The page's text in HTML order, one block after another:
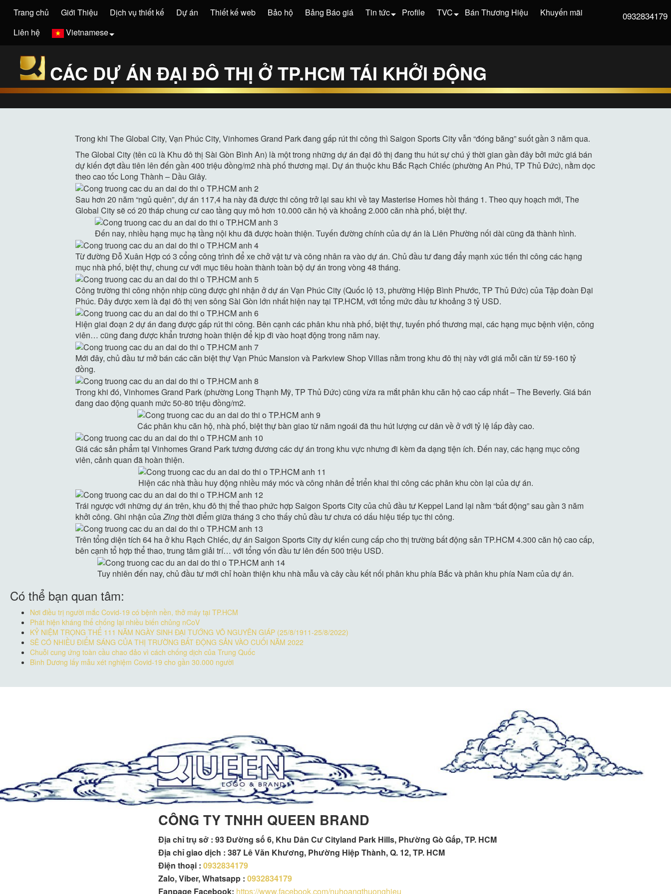
0932834179
Trang chủ Giới Thiệu Dịch vụ thiết kế Dự án Thiết kế web Bảo hộ Bảng Báo giá Tin tức Profile TVC Bán Thương Hiệu
Khuyến mãi
Liên hệ
Vietnamese
CÁC DỰ ÁN ĐẠI ĐÔ THỊ Ở TP.HCM TÁI KHỞI ĐỘNG
Trong khi The Global City, Vạn Phúc City, Vinhomes Grand Park đang gấp rút thi công thì Saigon Sports City vẫn “đóng băng” suốt gần 3 năm qua.
The Global City (tên cũ là Khu đô thị Sài Gòn Bình An) là một trong những dự án đại đô thị đang thu hút sự chú ý thời gian gần đây bởi mức giá bán
dự kiến đợt đầu tiên lên đến gần 400 triệu đồng/m2 nhà phố thương mại. Dự án thuộc khu Bắc Rạch Chiếc (phường An Phú, TP Thủ Đức), nằm dọc
theo cao tốc Long Thành – Dầu Giây.
Sau hơn 20 năm “ngủ quên”, dự án 117,4 ha này đã được thi công trở lại sau khi về tay Masterise Homes hồi tháng 1. Theo quy hoạch mới, The
Global City sẽ có 20 tháp chung cư cao tầng quy mô hơn 10.000 căn hộ và khoảng 2.000 căn nhà phố, biệt thự.
Đến nay, nhiều hạng mục hạ tầng nội khu đã được hoàn thiện. Tuyến đường chính của dự án là Liên Phường nối dài cũng đã thành hình.
Từ đường Đỗ Xuân Hợp có 3 cổng công trình để xe chở vật tư và công nhân ra vào dự án. Chủ đầu tư đang đẩy mạnh xúc tiến thi công các hạng
mục nhà phố, biệt thự, chung cư với mục tiêu hoàn thành toàn bộ dự án trong vòng 48 tháng.
Công trường thi công nhộn nhịp cũng được ghi nhận ở dự án Vạn Phúc City (Quốc lộ 13, phường Hiệp Bình Phước, TP Thủ Đức) của Tập đoàn Đại
Phúc. Đây được xem là đại đô thị ven sông Sài Gòn lớn nhất hiện nay tại TP.HCM, với tổng mức đầu tư khoảng 3 tỷ USD.
Hiện giai đoạn 2 dự án đang được gấp rút thi công. Bên cạnh các phân khu nhà phố, biệt thự, tuyến phố thương mại, các hạng mục bệnh viện, công
viên… cũng đang được khẩn trương hoàn thiện để kịp đi vào hoạt động trong năm nay.
Mới đây, chủ đầu tư mở bán các căn biệt thự Vạn Phúc Mansion và Parkview Shop Villas nằm trong khu đô thị này với giá mỗi căn từ 59-160 tỷ
đồng.
Trong khi đó, Vinhomes Grand Park (phường Long Thạnh Mỹ, TP Thủ Đức) cũng vừa ra mắt phân khu căn hộ cao cấp nhất – The Beverly. Giá bán
đang dao động quanh mức 50-80 triệu đồng/m2.
Các phân khu căn hộ, nhà phố, biệt thự bàn giao từ năm ngoái đã thu hút lượng cư dân về ở với tỷ lệ lấp đầy cao.
Giá các sản phẩm tại Vinhomes Grand Park tương đương các dự án trong khu vực nhưng đi kèm đa dạng tiện ích. Đến nay, các hạng mục công
viên, cảnh quan đã hoàn thiện.
Hiện các nhà thầu huy động nhiều máy móc và công nhân để triển khai thi công các phân khu còn lại của dự án.
Trái ngược với những dự án trên, khu đô thị thể thao phức hợp Saigon Sports City của chủ đầu tư Keppel Land lại nằm “bất động” sau gần 3 năm
khởi công. Ghi nhận củaZingthời điểm giữa tháng 3 cho thấy chủ đầu tư chưa có dấu hiệu tiếp tục thi công.
Trên tổng diện tích 64 ha ở khu Rạch Chiếc, dự án Saigon Sports City dự kiến cung cấp cho thị trường bất động sản TP.HCM 4.300 căn hộ cao cấp,
bên cạnh tổ hợp thể thao, trung tâm giải trí… với tổng vốn đầu tư lên đến 500 triệu USD.
Tuy nhiên đến nay, chủ đầu tư mới chỉ hoàn thiện khu nhà mẫu và cây cầu kết nối phân khu phía Bắc và phân khu phía Nam của dự án.
Có thể bạn quan tâm:
Nơi điều trị người mắc Covid-19 có bệnh nền, thở máy tại TP.HCM
Phát hiện kháng thể chống lại nhiều biến chủng nCoV
KỶ NIỆM TRỌNG THỂ 111 NĂM NGÀY SINH ĐẠI TƯỚNG VÕ NGUYÊN GIÁP (25/8/1911-25/8/2022)
SẼ CÓ NHIỀU ĐIỂM SÁNG CỦA THỊ TRƯỜNG BẤT ĐỘNG SẢN VÀO CUỐI NĂM 2022
Chuỗi cung ứng toàn cầu chao đảo vì cách chống dịch của Trung Quốc
Bình Dương lấy mẫu xét nghiệm Covid-19 cho gần 30.000 người
CÔNG TY TNHH QUEEN BRAND
Địa chỉ trụ sở :93 Đường số 6, Khu Dân Cư Cityland Park Hills, Phường Gò Gấp, TP. HCM
Địa chỉ giao dịch : 387 Lê Văn Khương, Phường Hiệp Thành, Q. 12, TP. HCM
Điện thoại :0932834179
Zalo, Viber, Whatsapp :0932834179
Fanpage Facebook: https://www.facebook.com/nuhoangthuonghieu